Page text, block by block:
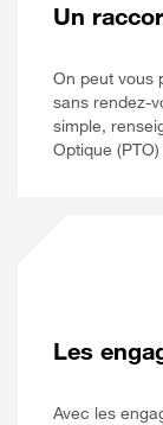
Un
On peut vous
sans rendez-
simple,
Optique
Les
Avec les